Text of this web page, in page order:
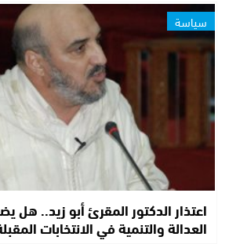
سياسة
اعتذار الدكتور المقرئ أبو زيد..
العدالة والتنمية في الانتخابات